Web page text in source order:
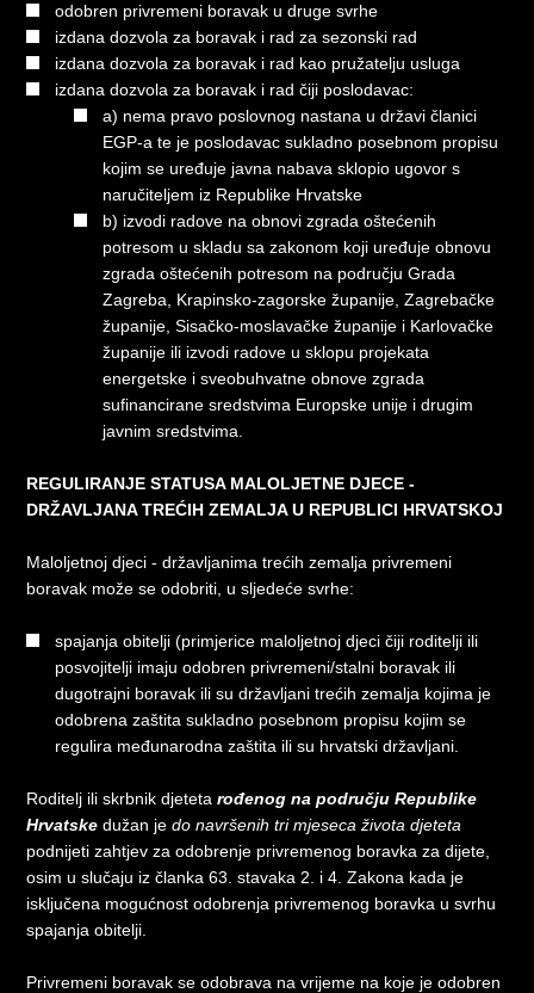
odobren privremeni boravak u druge svrhe
izdana dozvola za boravak i rad za sezonski rad
izdana dozvola za boravak i rad kao pružatelju usluga
izdana dozvola za boravak i rad čiji poslodavac:
a) nema pravo poslovnog nastana u državi članici
EGP-a te je poslodavac sukladno posebnom propisu
kojim se uređuje javna nabava sklopio ugovor s
naručiteljem iz Republike Hrvatske
b) izvodi radove na obnovi zgrada oštećenih
potresom u skladu sa zakonom koji uređuje obnovu
zgrada oštećenih potresom na području Grada
Zagreba, Krapinsko-zagorske županije, Zagrebačke
županije, Sisačko-moslavačke županije i Karlovačke
županije ili izvodi radove u sklopu projekata
energetske i sveobuhvatne obnove zgrada
sufinancirane sredstvima Europske unije i drugim
javnim sredstvima.
REGULIRANJE STATUSA MALOLJETNE DJECE -
DRŽAVLJANA TREĆIH ZEMALJA U REPUBLICI HRVATSKOJ
Maloljetnoj djeci - državljanima trećih zemalja privremeni
boravak može se odobriti, u sljedeće svrhe:
spajanja obitelji (primjerice maloljetnoj djeci čiji roditelji ili
posvojitelji imaju odobren privremeni/stalni boravak ili
dugotrajni boravak ili su državljani trećih zemalja kojima je
odobrena zaštita sukladno posebnom propisu kojim se
regulira međunarodna zaštita ili su hrvatski državljani.
Roditelj ili skrbnik djetetarođenog na području Republike
Hrvatske dužan jedo navršenih tri mjeseca života djeteta
podnijeti zahtjev za odobrenje privremenog boravka za dijete,
osim u slučaju iz članka 63. stavaka 2. i 4. Zakona kada je
isključena mogućnost odobrenja privremenog boravka u svrhu
spajanja obitelji.
Privremeni boravak se odobrava na vrijeme na koje je odobren